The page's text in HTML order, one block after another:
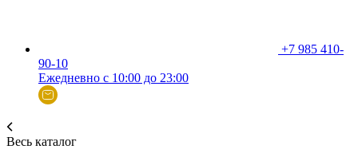
+7 985 410-
90-10
Ежедневно с 10:00 до 23:00
Весь каталог